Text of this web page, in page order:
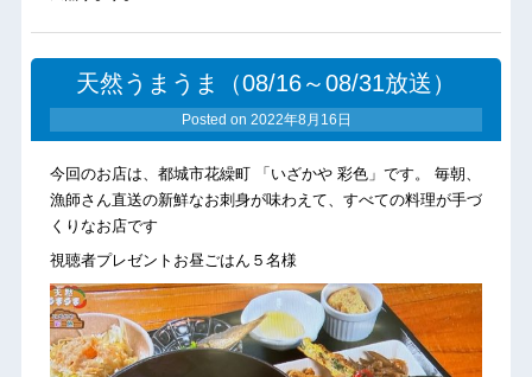
天然うまうま（08/16～08/31放送）
Posted on 2022年8月16日
今回のお店は、都城市花繰町 「いざかや 彩色」です。 毎朝、
漁師さん直送の新鮮なお刺身が味わえて、すべての料理が手づ
くりなお店です
視聴者プレゼントお昼ごはん５名様